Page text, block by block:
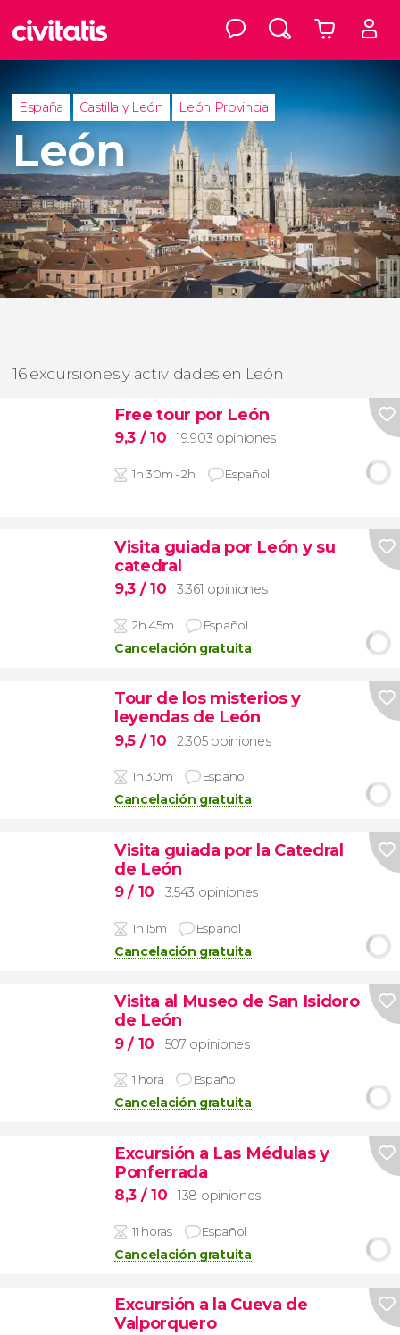
España Castilla y León León Provincia
León
16 excursiones y actividades en León
Free tour por León
9,3 / 10 19.903 opiniones
1h 30m - 2h Español
Visita guiada por León y su
catedral
9,3 / 10 3.361 opiniones
2h 45m Español
Cancelación gratuita
Tour de los misterios y
leyendas de León
9,5 / 10 2.305 opiniones
1h 30m Español
Cancelación gratuita
Visita guiada por la Catedral
de León
9/ 10 3.543 opiniones
1h 15m Español
Cancelación gratuita
Visita al Museo de San Isidoro
de León
9/ 10 507 opiniones
1 hora Español
Cancelación gratuita
Excursión a Las Médulas y
Ponferrada
8,3 / 10 138 opiniones
11 horas Español
Cancelación gratuita
Excursión a la Cueva de
Valporquero